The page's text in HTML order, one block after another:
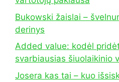
Bukowski žaislai –
derinys
Added value: kodėl
svarbiausias šiuolaikinio
Josera kas tai – kuo